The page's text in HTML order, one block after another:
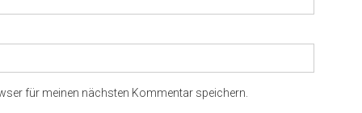
für meinen nächsten Kommentar speichern.